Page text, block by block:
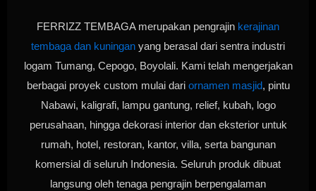
FERRIZZ TEMBAGA merupakan pengrajin kerajinan
tembaga dan kuningan yang berasal dari sentra industri
logam Tumang, Cepogo, Boyolali. Kami telah mengerjakan
berbagai proyek custom mulai dari ornamen masjid, pintu
Nabawi, kaligrafi, lampu gantung, relief, kubah, logo
perusahaan, hingga dekorasi interior dan eksterior untuk
rumah, hotel, restoran, kantor, villa, serta bangunan
komersial di seluruh Indonesia. Seluruh produk dibuat
langsung oleh tenaga pengrajin berpengalaman